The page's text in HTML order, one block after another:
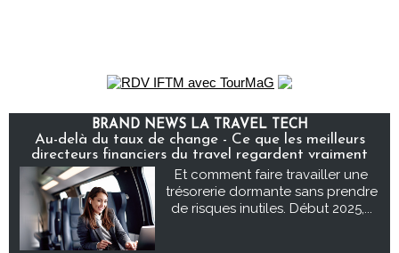
BRAND NEWS LA TRAVEL TECH
Au-delà du taux de change - Ce que les meilleurs
directeurs financiers du travel regardent vraiment
Et comment faire travailler une
trésorerie dormante sans prendre
de risques inutiles. Début 2025,...